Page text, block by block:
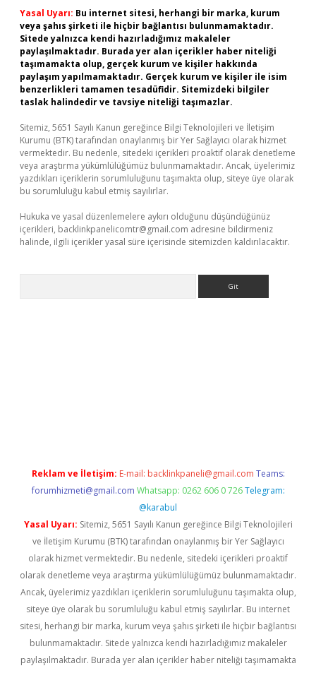
Yasal Uyarı: Bu internet sitesi, herhangi bir marka, kurum
veya şahıs şirketi ile hiçbir bağlantısı bulunmamaktadır.
Sitede yalnızca kendi hazırladığımız makaleler
paylaşılmaktadır. Burada yer alan içerikler haber niteliği
taşımamakta olup, gerçek kurum ve kişiler hakkında
paylaşım yapılmamaktadır. Gerçek kurum ve kişiler ile isim
benzerlikleri tamamen tesadüfidir. Sitemizdeki bilgiler
taslak halindedir ve tavsiye niteliği taşımazlar.
Sitemiz, 5651 Sayılı Kanun gereğince Bilgi Teknolojileri ve İletişim
Kurumu (BTK) tarafından onaylanmış bir Yer Sağlayıcı olarak hizmet
vermektedir. Bu nedenle, sitedeki içerikleri proaktif olarak denetleme
veya araştırma yükümlülüğümüz bulunmamaktadır. Ancak, üyelerimiz
yazdıkları içeriklerin sorumluluğunu taşımakta olup, siteye üye olarak
bu sorumluluğu kabul etmiş sayılırlar.
Hukuka ve yasal düzenlemelere aykırı olduğunu düşündüğünüz
içerikleri, backlinkpanelicomtr@gmail.com adresine bildirmeniz
halinde, ilgili içerikler yasal süre içerisinde sitemizden kaldırılacaktır.
Reklam ve İletişim: E-mail: backlinkpaneli@gmail.com Teams:
forumhizmeti@gmail.com Whatsapp: 0262 606 0 726 Telegram:
@karabul
Yasal Uyarı: Sitemiz, 5651 Sayılı Kanun gereğince Bilgi Teknolojileri
ve İletişim Kurumu (BTK) tarafından onaylanmış bir Yer Sağlayıcı
olarak hizmet vermektedir. Bu nedenle, sitedeki içerikleri proaktif
olarak denetleme veya araştırma yükümlülüğümüz bulunmamaktadır.
Ancak, üyelerimiz yazdıkları içeriklerin sorumluluğunu taşımakta olup,
siteye üye olarak bu sorumluluğu kabul etmiş sayılırlar. Bu internet
sitesi, herhangi bir marka, kurum veya şahıs şirketi ile hiçbir bağlantısı
bulunmamaktadır. Sitede yalnızca kendi hazırladığımız makaleler
paylaşılmaktadır. Burada yer alan içerikler haber niteliği taşımamakta